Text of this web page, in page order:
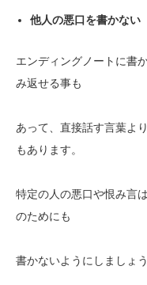
他人の悪口を書かない
エンディングノートに書
み返せる事も
あって、直接話す言葉よ
もあります。
特定の人の悪口や恨み言
のためにも
書かないようにしましょう